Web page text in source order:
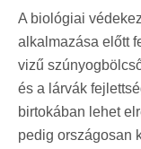
A biológiai
alkalmazása előtt
vizű
és a lárvák
birtokában lehet
pedig országosan